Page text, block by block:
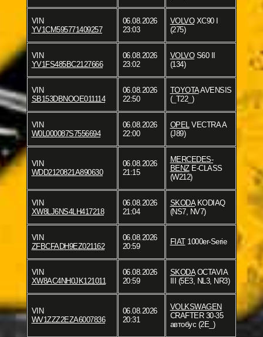
VIN
YV1CM595771409257
06.08.2026
23:03
VOLVOXC90 I
(275)
VIN
YV1FS485BC2127666
06.08.2026
23:02
VOLVOS60 II
(134)
VIN
SB153DBNOOE011114
06.08.2026
22:50
TOYOTAAVENSIS
(_T22_)
VIN
W0L000087S7556694
06.08.2026
22:00
OPELVECTRA A
(J89)
VIN
WDD2120821A890630
06.08.2026
21:15
MERCEDES-
BENZE-CLASS
(W212)
VIN
XW8LJ6NS4LH417218
06.08.2026
21:04
SKODAKODIAQ
(NS7, NV7)
VIN
ZFBCFADH9EZ021162
06.08.2026
20:59
FIAT1000er-Serie
VIN
XW8AC4NH0JK121011
06.08.2026
20:59
SKODAOCTAVIA
III (5E3, NL3, NR3)
VIN
WV1ZZZ2EZA6007836
06.08.2026
20:31
VOLKSWAGEN
CRAFTER 30-35
автобус (2E_)